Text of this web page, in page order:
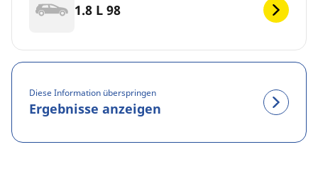
1.8 L 98
Diese Information überspringen
Ergebnisse anzeigen